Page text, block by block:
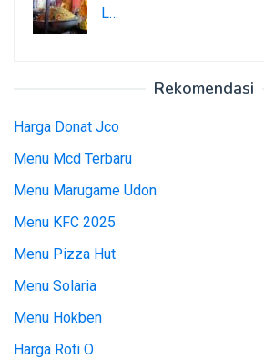
L…
Rekomendasi
Harga Donat Jco
Menu Mcd Terbaru
Menu Marugame Udon
Menu KFC 2025
Menu Pizza Hut
Menu Solaria
Menu Hokben
Harga Roti O